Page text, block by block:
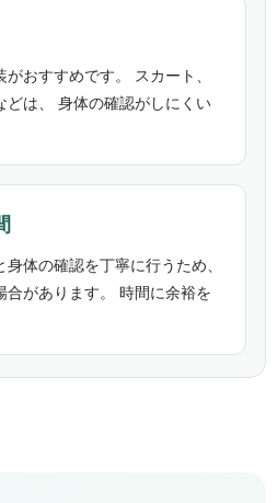
おすすめです。 スカート、
どは、 身体の確認がしにくい
体の確認を丁寧に行うため、
合があります。 時間に余裕を